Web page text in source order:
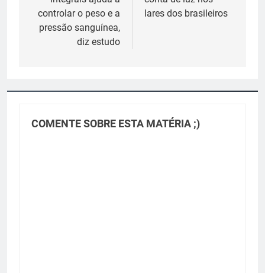
Post
controlar o peso e a
pressão sanguínea,
diz estudo
lares dos brasileiros
COMENTE SOBRE ESTA MATÉRIA ;)